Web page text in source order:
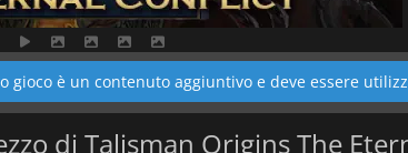
gioco è un contenuto aggiuntivo e deve essere
di Talisman Origins The